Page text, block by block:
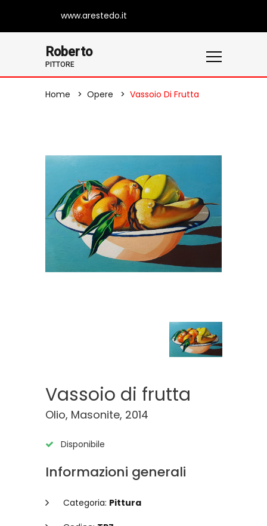
www.arestedo.it
Roberto
PITTORE
Home Opere Vassoio Di Frutta
Vassoio di frutta
Olio, Masonite, 2014
Disponibile
Informazioni generali
Categoria: Pittura